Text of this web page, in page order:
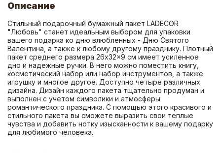
Описание
Стильный подарочный бумажный пакет LADECOR
"Любовь" станет идеальным выбором для упаковки
вашего подарка ко дню влюбленных - Дню Святого
Валентина, а также к любому другому празднику. Плотный
пакет среднего размера 26x32x9 см имеет усиленное
дно и надежные ручки. В него можно поместить книгу,
косметический набор или набор инструментов, а также
игрушку и многое другое. Доступно четыре различных
дизайна. Дизайн каждого пакета тщательно продуман и
выполнен с учетом символики и атмосферы
романтического праздника. С помощью этого красивого и
стильного пакета вы сможете выразить свои теплые
чувства и добавить нотку изысканности к вашему подарку
для любимого человека.